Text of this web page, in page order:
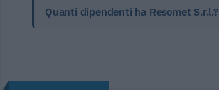
Quanti dipendenti ha Resomet S.r.l.?